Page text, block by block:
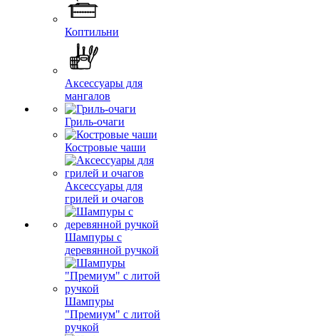
Коптильни
Аксессуары для
мангалов
Гриль-очаги
Костровые чаши
Аксессуары для
грилей и очагов
Шампуры с
деревянной ручкой
Шампуры
"Премиум" с литой
ручкой